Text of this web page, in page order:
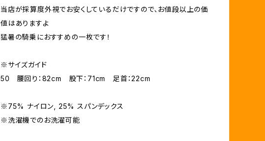
当店が採算度外視でお安くしているだけですので、お値段以上の価
値はありますよ
猛暑の騎乗におすすめの一枚です！
※サイズガイド
50 腰回り：82cm 股下：71cm 足首：22cm
※75% ナイロン, 25% スパンデックス
※洗濯機でのお洗濯可能